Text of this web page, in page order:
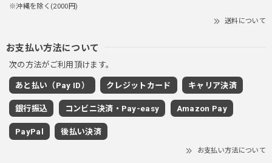
グレー/M
2025/11/28
着心地もいいしカジュアル味が出ていい
※沖縄を除く(2000円)
送料について
お支払い方法について
次の方法がご利用頂けます。
あと払い（Pay ID） クレジットカード キャリア決済
銀行振込 コンビニ決済・Pay-easy Amazon Pay
PayPal 後払い決済
お支払い方法について